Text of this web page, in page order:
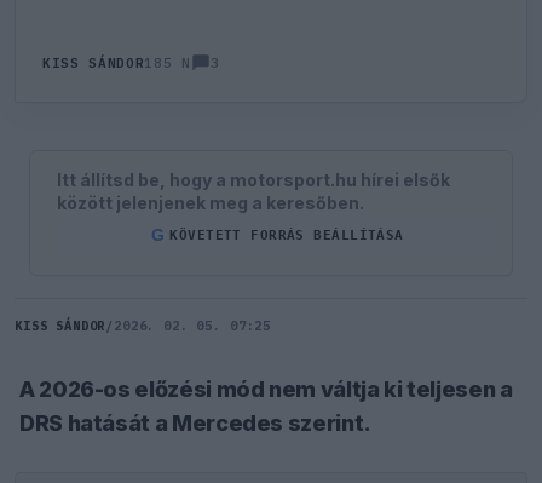
KISS SÁNDOR185 N 3
Itt állítsd be, hogy a motorsport.hu hírei elsők
között jelenjenek meg a keresőben.
G KÖVETETT FORRÁS BEÁLLÍTÁSA
KISS SÁNDOR / 2026. 02. 05. 07:25
A 2026-os előzési mód nem váltja ki teljesen a
DRS hatását a Mercedes szerint.